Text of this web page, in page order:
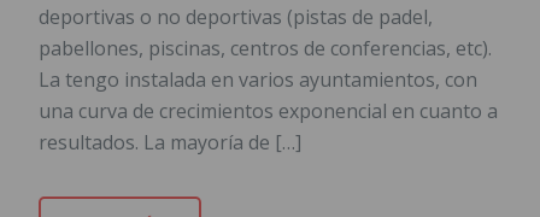
deportivas o no deportivas (pistas de padel,
pabellones, piscinas, centros de conferencias, etc).
La tengo instalada en varios ayuntamientos, con
una curva de crecimientos exponencial en cuanto a
resultados. La mayoría de […]